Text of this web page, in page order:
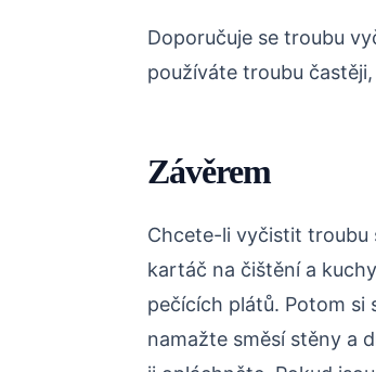
Doporučuje se troubu
používáte troubu častěji,
Závěrem
Chcete-li vyčistit troubu
kartáč na čištění a
pečících plátů. Potom si
namažte směsí stěny a